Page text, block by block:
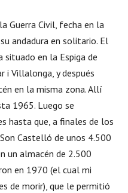
Guerra Civil, fecha en la
andadura en solitario. El
en la Espiga de
i Villalonga, y después
en la misma zona. Allí
1965. Luego se
hasta que, a finales de los
Castelló de unos 4.500
un almacén de 2.500
en 1970 (el cual mi
de morir), que le permitió